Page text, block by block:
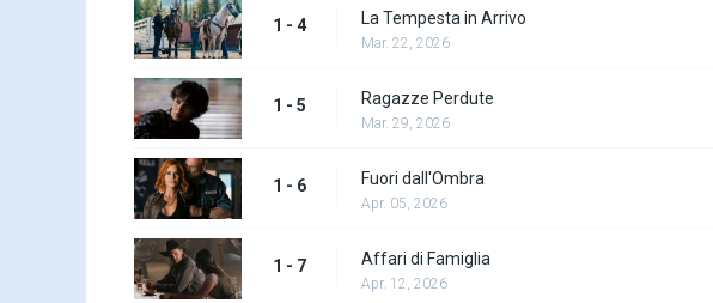
1 - 4 La Tempesta in Arrivo
Mar. 22, 2026
1 - 5 Ragazze Perdute
Mar. 29, 2026
1 - 6 Fuori dall'Ombra
Apr. 05, 2026
1 - 7 Affari di Famiglia
Apr. 12, 2026